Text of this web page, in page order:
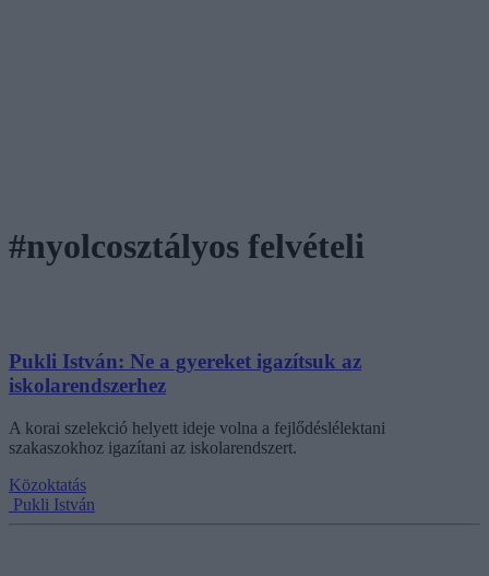
#nyolcosztályos felvételi
Pukli István: Ne a gyereket igazítsuk az
iskolarendszerhez
A korai szelekció helyett ideje volna a fejlődéslélektani
szakaszokhoz igazítani az iskolarendszert.
Közoktatás
Pukli István